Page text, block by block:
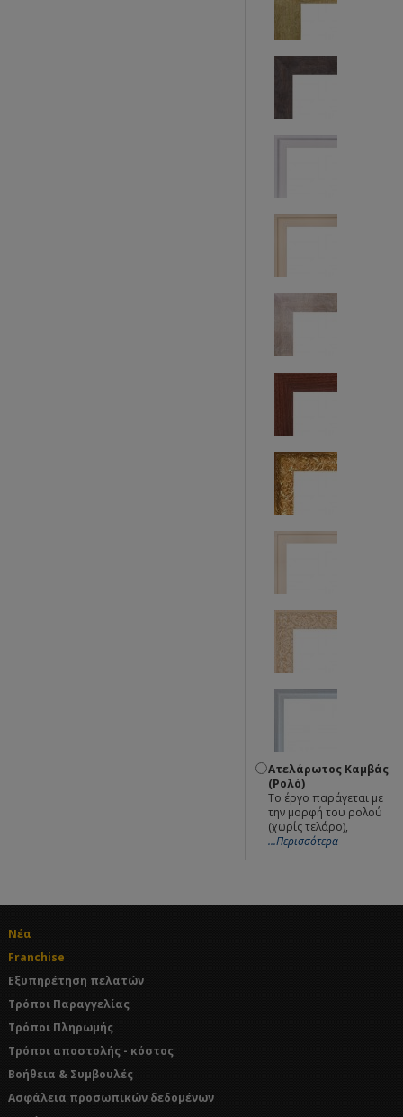
Ατελάρωτος Καμβάς
(Ρολό)
Το έργο παράγεται με
την μορφή του ρολού
(χωρίς τελάρο),
...Περισσότερα
Νέα
Franchise
Εξυπηρέτηση πελατών
Τρόποι Παραγγελίας
Τρόποι Πληρωμής
Τρόποι αποστολής - κόστος
Βοήθεια & Συμβουλές
Ασφάλεια προσωπικών δεδομένων